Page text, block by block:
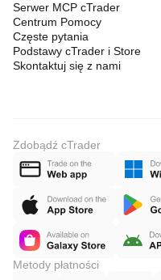
Serwer MCP cTrader
Centrum Pomocy
Częste pytania
Podstawy cTrader i Store
Skontaktuj się z nami
Zdobądź cTrader
Metody płatności